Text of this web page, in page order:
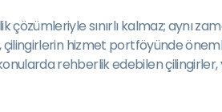
sınırlı kalmaz; aynı
hizmet portföyünde
rehberlik edebilen